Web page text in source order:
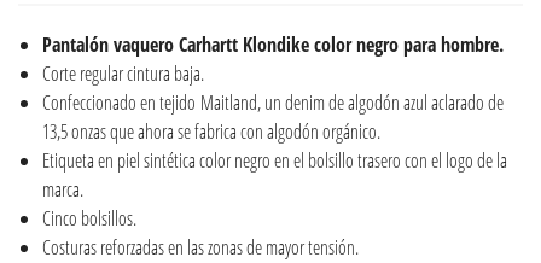
Pantalón vaquero Carhartt Klondike color negro para hombre.
Corte regular cintura baja.
Confeccionado en tejido Maitland, un denim de algodón azul aclarado de
13,5 onzas que ahora se fabrica con algodón orgánico.
Etiqueta en piel sintética color negro en el bolsillo trasero con el logo de la
marca.
Cinco bolsillos.
Costuras reforzadas en las zonas de mayor tensión.